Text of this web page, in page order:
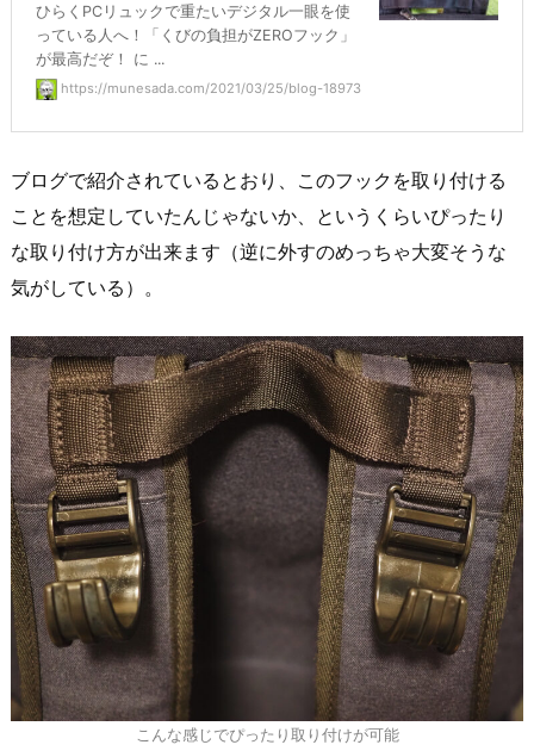
ひらくPCリュックで重たいデジタル一眼を使
っている人へ！「くびの負担がZEROフック」
が最高だぞ！ に ...
https://munesada.com/2021/03/25/blog-18973
ブログで紹介されているとおり、このフックを取り付ける
ことを想定していたんじゃないか、というくらいぴったり
な取り付け方が出来ます（逆に外すのめっちゃ大変そうな
気がしている）。
こんな感じでぴったり取り付けが可能